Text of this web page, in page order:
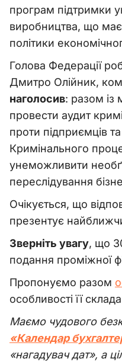
програм підтримки
виробництва, що
політики
Голова Федерації
Дмитро Олійник,
наголосив: разом із
провести аудит
проти підприємців
Кримінального
унеможливити
переслідування
Очікується, що
презентує
Зверніть увагу, що
подання проміжної
Пропонуємо разом
особливості її
Маємо чудового
«Календар
«нагадувач дат», а